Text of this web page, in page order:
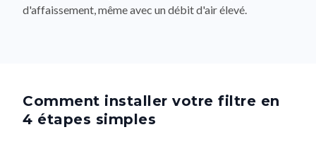
d'affaissement, même avec un débit d'air élevé.
Comment installer votre filtre en
4 étapes simples